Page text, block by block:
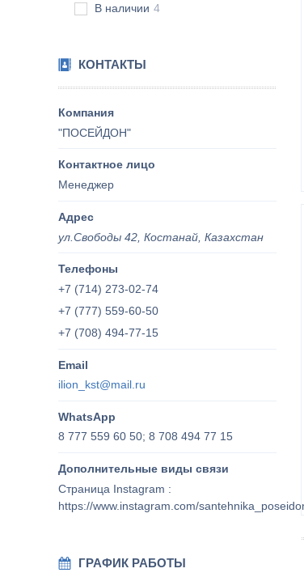
В наличии 4
КОНТАКТЫ
"ПОСЕЙДОН"
Менеджер
ул.Свободы 42, Костанай, Казахстан
+7 (714) 273-02-74
+7 (777) 559-60-50
+7 (708) 494-77-15
ilion_kst@mail.ru
8 777 559 60 50; 8 708 494 77 15
Страница Instagram
https://www.instagram.com/
ГРАФИК РАБОТЫ